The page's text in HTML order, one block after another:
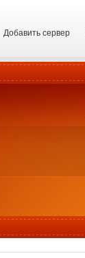
Добавить сервер